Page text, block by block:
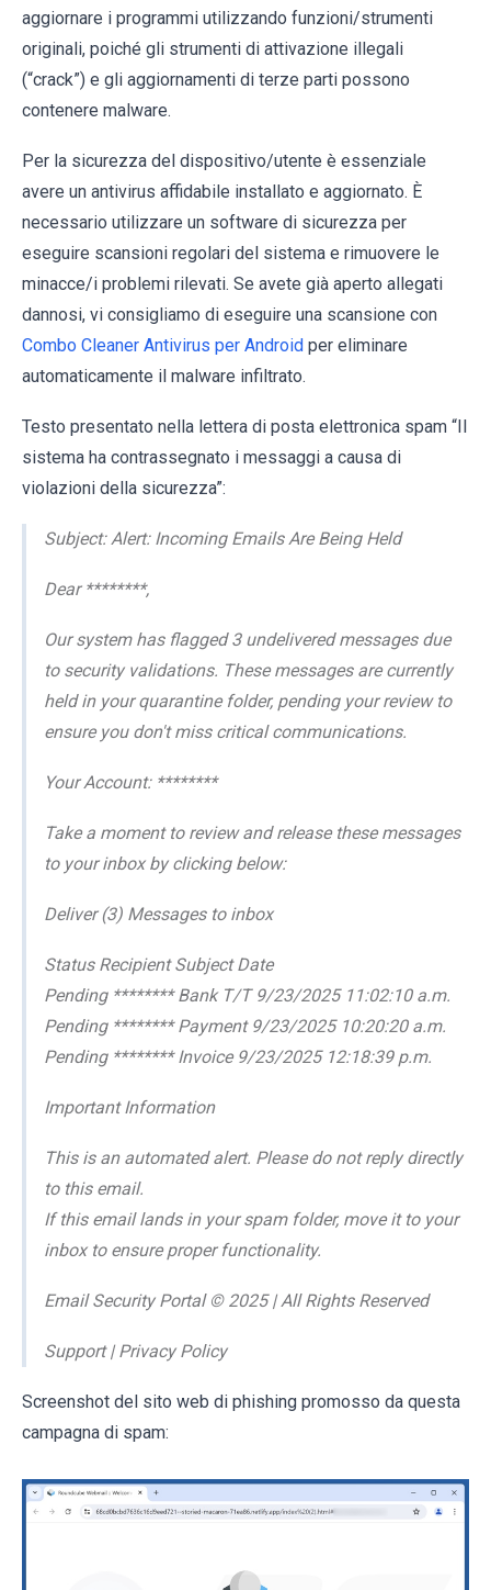
aggiornare i programmi utilizzando funzioni/strumenti
originali, poiché gli strumenti di attivazione illegali
(“crack”) e gli aggiornamenti di terze parti possono
contenere malware.
Per la sicurezza del dispositivo/utente è essenziale
avere un antivirus affidabile installato e aggiornato. È
necessario utilizzare un software di sicurezza per
eseguire scansioni regolari del sistema e rimuovere le
minacce/i problemi rilevati. Se avete già aperto allegati
dannosi, vi consigliamo di eseguire una scansione con
Combo Cleaner Antivirus per Android per eliminare
automaticamente il malware infiltrato.
Testo presentato nella lettera di posta elettronica spam “Il
sistema ha contrassegnato i messaggi a causa di
violazioni della sicurezza”:
Subject: Alert: Incoming Emails Are Being Held
Dear ********,
Our system has flagged 3 undelivered messages due
to security validations. These messages are currently
held in your quarantine folder, pending your review to
ensure you don't miss critical communications.
Your Account: ********
Take a moment to review and release these messages
to your inbox by clicking below:
Deliver (3) Messages to inbox
Status Recipient Subject Date
Pending ******** Bank T/T 9/23/2025 11:02:10 a.m.
Pending ******** Payment 9/23/2025 10:20:20 a.m.
Pending ******** Invoice 9/23/2025 12:18:39 p.m.
Important Information
This is an automated alert. Please do not reply directly
to this email.
If this email lands in your spam folder, move it to your
inbox to ensure proper functionality.
Email Security Portal © 2025 | All Rights Reserved
Support | Privacy Policy
Screenshot del sito web di phishing promosso da questa
campagna di spam: